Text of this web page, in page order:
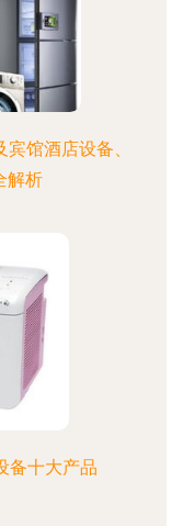
馆酒店设备、
解析
备十大产品